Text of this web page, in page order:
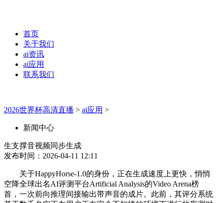
首页
关于我们
ai资讯
ai应用
联系我们
2026世界杯高清直播 > ai应用 >
新闻中心
生支撑音视频同步生成
发布时间：2026-04-11 12:11
关于HappyHorse-1.0的身份，正在生成速度上更快，悄悄
空降全球出名AI评测平台Artificial Analysis的Video Arena榜
首，一次前向推理间接输出带声音的成片。此前，其评分系统